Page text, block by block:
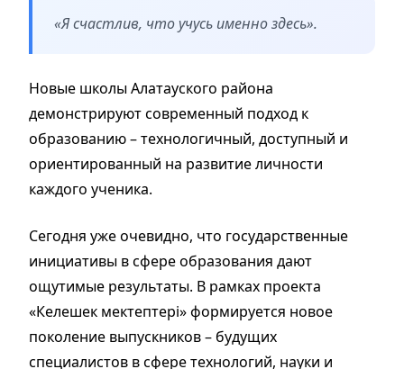
«Я счастлив, что учусь именно здесь».
Новые школы Алатауского района
демонстрируют современный подход к
образованию – технологичный, доступный и
ориентированный на развитие личности
каждого ученика.
Сегодня уже очевидно, что государственные
инициативы в сфере образования дают
ощутимые результаты. В рамках проекта
«Келешек мектептері» формируется новое
поколение выпускников – будущих
специалистов в сфере технологий, науки и